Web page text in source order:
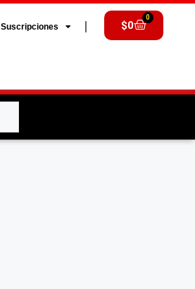
Suscripciones $0
0